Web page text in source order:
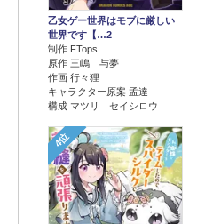
乙女ゲー世界はモブに厳しい
世界です【…2
制作 FTops
原作 三嶋 与夢
作画 行々狸
キャラクター原案 孟達
構成 マツリ セイシロウ
4位